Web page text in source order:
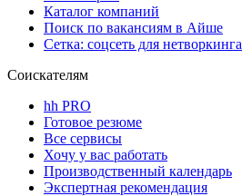
Каталог компаний
Поиск по вакансиям в Айше
Сетка: соцсеть для нетворкинга
Соискателям
hh PRO
Готовое резюме
Все сервисы
Хочу у вас работать
Производственный календарь
Экспертная рекомендация